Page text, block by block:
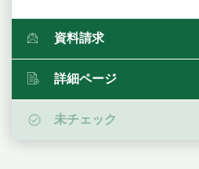
資料請求
詳細ページ
未チェック